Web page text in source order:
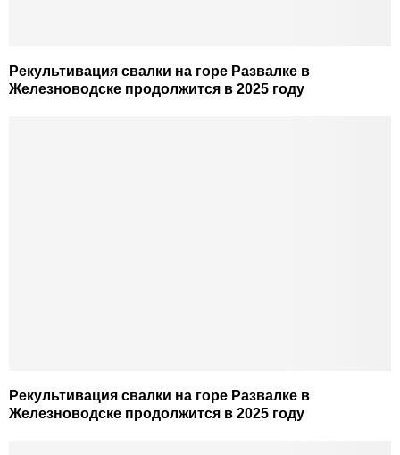
Рекультивация свалки на горе Развалке в
Железноводске продолжится в 2025 году
Рекультивация свалки на горе Развалке в
Железноводске продолжится в 2025 году